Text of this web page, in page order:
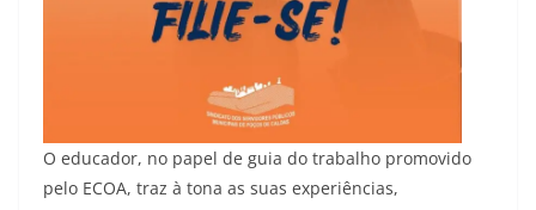
O educador, no papel de guia do trabalho promovido
pelo ECOA, traz à tona as suas experiências,